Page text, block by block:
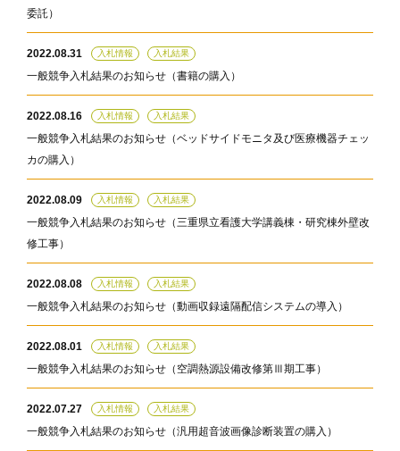
委託）
2022.08.31 入札情報 入札結果
一般競争入札結果のお知らせ（書籍の購入）
2022.08.16 入札情報 入札結果
一般競争入札結果のお知らせ（ベッドサイドモニタ及び医療機器チェッ
カの購入）
2022.08.09 入札情報 入札結果
一般競争入札結果のお知らせ（三重県立看護大学講義棟・研究棟外壁改
修工事）
2022.08.08 入札情報 入札結果
一般競争入札結果のお知らせ（動画収録遠隔配信システムの導入）
2022.08.01 入札情報 入札結果
一般競争入札結果のお知らせ（空調熱源設備改修第Ⅲ期工事）
2022.07.27 入札情報 入札結果
一般競争入札結果のお知らせ（汎用超音波画像診断装置の購入）